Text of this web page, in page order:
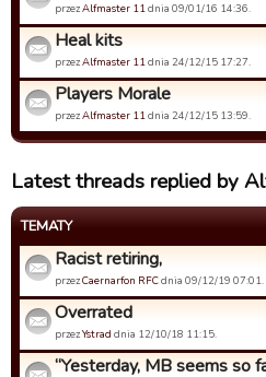
przezAlfmaster 11dnia 09/01/16 14:36.
Heal kits
przezAlfmaster 11dnia 24/12/15 17:27.
Players Morale
przezAlfmaster 11dnia 24/12/15 13:59.
Latest threads replied by
TEMATY
Racist retiring,
przezCaernarfon RFCdnia 09/12/19 07:01.
Overrated
przezYstrad dnia 12/10/18 11:15.
“Yesterday, MB seems so